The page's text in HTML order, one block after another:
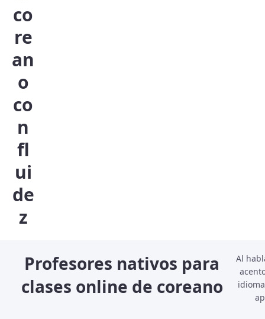
co
re
an
o
co
n
fl
ui
de
z
Profesores nativos para
clases online de coreano
Al